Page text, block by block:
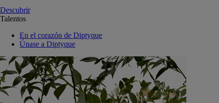
Descubrir
Talentos
En el corazón de Diptyque
Únase a Diptyque